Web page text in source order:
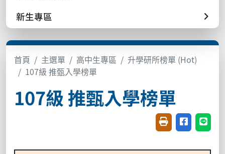
新生專區
首頁 主選單 高中生專區
升學研所榜單 (Hot)
107級 推甄入學榜單
107級 推甄入學榜單
友善列印(開新視
分享至臉書
分享